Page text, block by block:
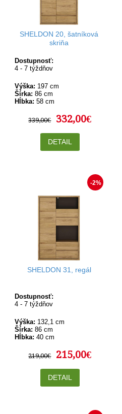
SHELDON 20, šatníková
skriňa
Dostupnosť:
4 - 7 týždňov
Výška: 197 cm
Šírka: 86 cm
Hĺbka: 58 cm
339,00€ 332,00€
DETAIL
-2%
SHELDON 31, regál
Dostupnosť:
4 - 7 týždňov
Výška: 132,1 cm
Šírka: 86 cm
Hĺbka: 40 cm
219,00€ 215,00€
DETAIL